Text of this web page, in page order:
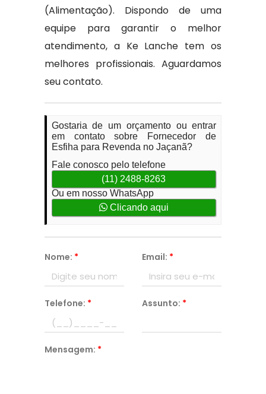
(Alimentação). Dispondo de uma
equipe para garantir o melhor
atendimento, a Ke Lanche tem os
melhores profissionais. Aguardamos
seu contato.
Gostaria de um orçamento ou entrar
em contato sobre Fornecedor de
Esfiha para Revenda no Jaçanã?
Fale conosco pelo telefone
(11) 2488-8263
Ou em nosso WhatsApp
Clicando aqui
Nome: * Email: *
Telefone: * Assunto: *
Mensagem: *